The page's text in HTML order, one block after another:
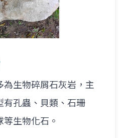
為生物碎屑石灰岩，主
有孔蟲、貝類、石珊
生物化石。